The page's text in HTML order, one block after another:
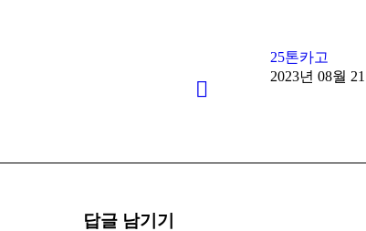
25톤카고
2023년 08월
답글 남기기